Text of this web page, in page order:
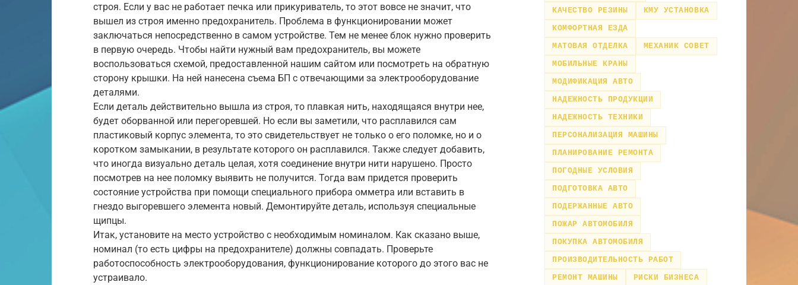
строя. Если у вас не работает печка или прикуриватель, то этот вовсе не значит, что
вышел из строя именно предохранитель. Проблема в функционировании может
заключаться непосредственно в самом устройстве. Тем не менее блок нужно проверить
в первую очередь. Чтобы найти нужный вам предохранитель, вы можете
воспользоваться схемой, предоставленной нашим сайтом или посмотреть на обратную
сторону крышки. На ней нанесена съема БП с отвечающими за электрооборудование
деталями.
Если деталь действительно вышла из строя, то плавкая нить, находящаяся внутри нее,
будет оборванной или перегоревшей. Но если вы заметили, что расплавился сам
пластиковый корпус элемента, то это свидетельствует не только о его поломке, но и о
коротком замыкании, в результате которого он расплавился. Также следует добавить,
что иногда визуально деталь целая, хотя соединение внутри нити нарушено. Просто
посмотрев на нее поломку выявить не получится. Тогда вам придется проверить
состояние устройства при помощи специального прибора омметра или вставить в
гнездо выгоревшего элемента новый. Демонтируйте деталь, используя специальные
щипцы.
Итак, установите на место устройство с необходимым номиналом. Как сказано выше,
номинал (то есть цифры на предохранителе) должны совпадать. Проверьте
работоспособность электрооборудования, функционирование которого до этого вас не
устраивало.
КАЧЕСТВО РЕЗИНЫ
КМУ УСТАНОВКА
КОМФОРТНАЯ ЕЗДА
МАТОВАЯ ОТДЕЛКА
МЕХАНИК СОВЕТ
МОБИЛЬНЫЕ КРАНЫ
МОДИФИКАЦИЯ АВТО
НАДЕЖНОСТЬ ПРОДУКЦИИ
НАДЕЖНОСТЬ ТЕХНИКИ
ПЕРСОНАЛИЗАЦИЯ МАШИНЫ
ПЛАНИРОВАНИЕ РЕМОНТА
ПОГОДНЫЕ УСЛОВИЯ
ПОДГОТОВКА АВТО
ПОДЕРЖАННЫЕ АВТО
ПОЖАР АВТОМОБИЛЯ
ПОКУПКА АВТОМОБИЛЯ
ПРОИЗВОДИТЕЛЬНОСТЬ РАБОТ
РЕМОНТ МАШИНЫ
РИСКИ БИЗНЕСА